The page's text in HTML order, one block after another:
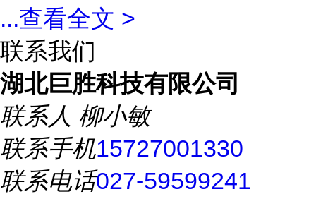
...查看全文 >
联系我们
湖北巨胜科技有限公司
联系人 柳小敏
联系手机15727001330
联系电话027-59599241